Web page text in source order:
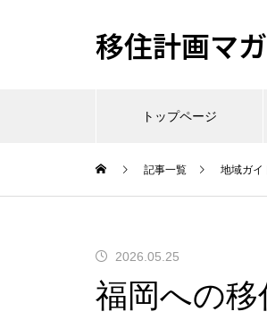
移住計画マ
トップページ
記事一覧 地域ガイ
2026.05.25
福岡への